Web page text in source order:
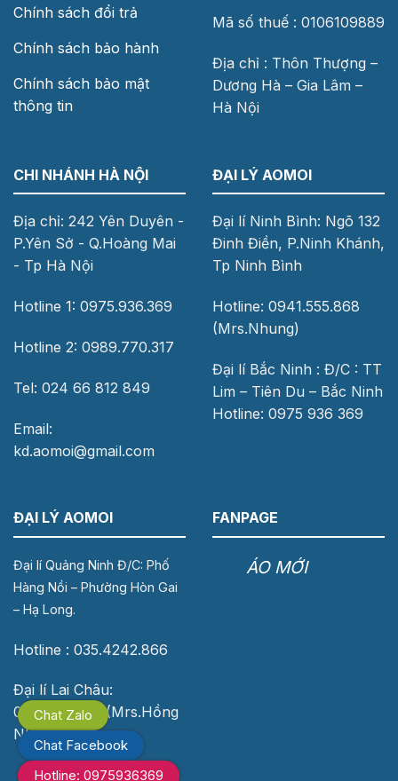
Chính sách đổi trả
Chính sách bảo hành
Chính sách bảo mật
thông tin
Mã số thuế : 0106109889
Địa chỉ : Thôn Thượng –
Dương Hà – Gia Lâm –
Hà Nội
CHI NHÁNH HÀ NỘI
Địa chỉ: 242 Yên Duyên -
P.Yên Sở - Q.Hoàng Mai
- Tp Hà Nội
Hotline 1: 0975.936.369
Hotline 2: 0989.770.317
Tel: 024 66 812 849
Email:
kd.aomoi@gmail.com
ĐẠI LÝ AOMOI
Đại lí Ninh Bình: Ngõ 132
Đinh Điền, P.Ninh Khánh,
Tp Ninh Bình
Hotline: 0941.555.868
(Mrs.Nhung)
Đại lí Bắc Ninh : Đ/C : TT
Lim – Tiên Du – Bắc Ninh
Hotline: 0975 936 369
ĐẠI LÝ AOMOI
Đại lí Quảng Ninh Đ/C: Phố
Hàng Nồi – Phường Hòn Gai
– Hạ Long.
Hotline : 035.4242.866
Đại lí Lai Châu:
0976.118.683 (Mrs.Hồng
Nhung)
FANPAGE
ÁO MỚI
Chat Zalo
Chat Facebook
Hotline: 0975936369